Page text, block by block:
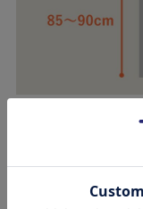
ことが多いため、K65